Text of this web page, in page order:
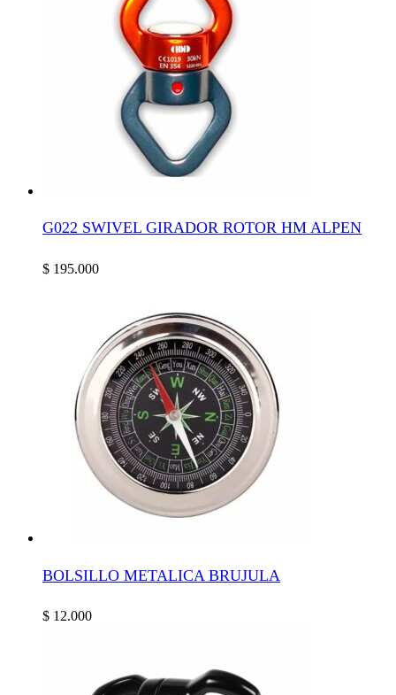
G022 SWIVEL GIRADOR ROTOR HM ALPEN
$ 195.000
BOLSILLO METALICA BRUJULA
$ 12.000